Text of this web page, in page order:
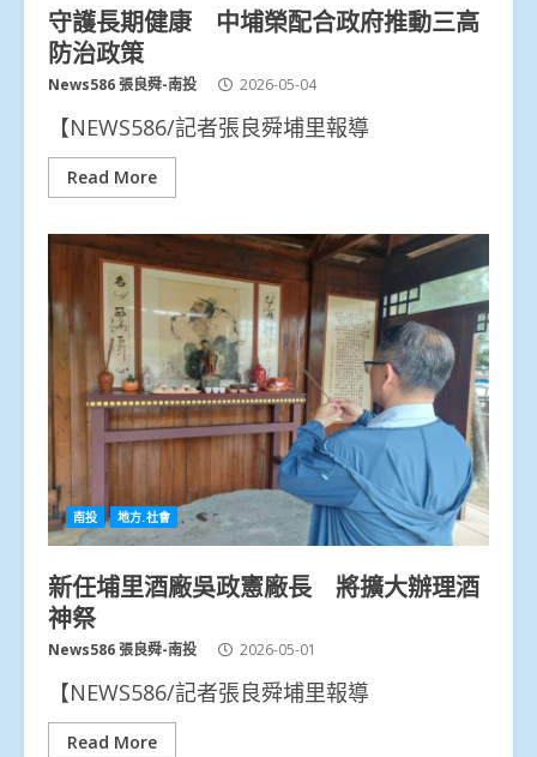
守護長期健康 中埔榮配合政府推動三高
防治政策
News586 張良舜-南投 2026-05-04
【NEWS586/記者張良舜埔里報導
Read More
南投 地方.社會
新任埔里酒廠吳政憲廠長 將擴大辦理酒
神祭
News586 張良舜-南投 2026-05-01
【NEWS586/記者張良舜埔里報導
Read More